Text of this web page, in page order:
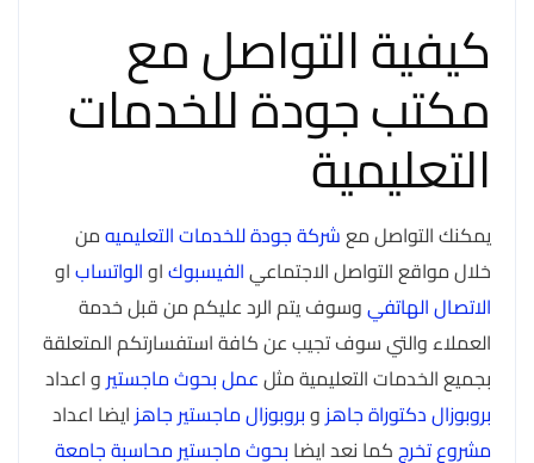
كيفية التواصل مع
مكتب جودة للخدمات
التعليمية
يمكنك التواصل معشركة جودة للخدمات التعليميهمن
خلال مواقع التواصل الاجتماعيالفيسبوكاوالواتساباو
الاتصال الهاتفيوسوف يتم الرد عليكم من قبل خدمة
العملاء والتي سوف تجيب عن كافة استفسارتكم المتعلقة
بجميع الخدمات التعليمية مثلعمل بحوث ماجستير و اعداد
بروبوزال دكتوراة جاهز وبروبوزال ماجستير جاهز ايضا اعداد
مشروع تخرجكما نعد ايضا بحوث ماجستير محاسبة جامعة